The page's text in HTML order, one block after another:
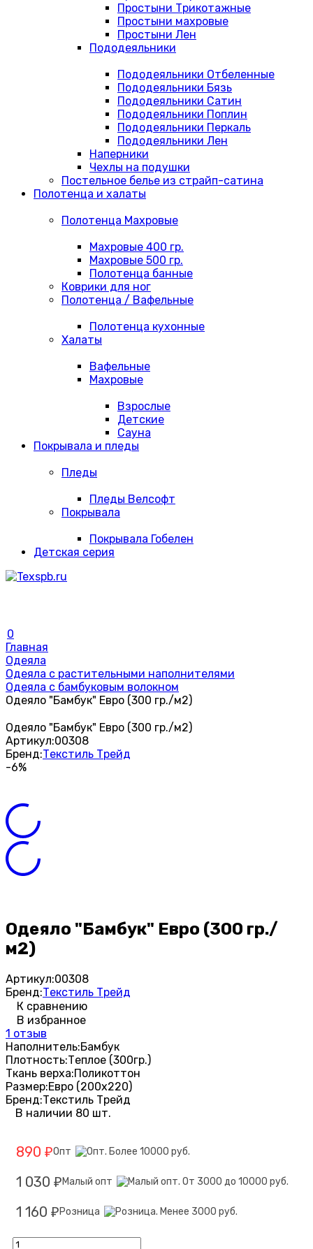
Простыни Трикотажные
Простыни махровые
Простыни Лен
Пододеяльники
Пододеяльники Отбеленные
Пододеяльники Бязь
Пододеяльники Сатин
Пододеяльники Поплин
Пододеяльники Перкаль
Пододеяльники Лен
Наперники
Чехлы на подушки
Постельное белье из страйп-сатина
Полотенца и халаты
Полотенца Махровые
Махровые 400 гр.
Махровые 500 гр.
Полотенца банные
Коврики для ног
Полотенца / Вафельные
Полотенца кухонные
Халаты
Вафельные
Махровые
Взрослые
Детские
Сауна
Покрывала и пледы
Пледы
Пледы Велсофт
Покрывала
Покрывала Гобелен
Детская серия
0
Главная
Одеяла
Одеяла с растительными наполнителями
Одеяла с бамбуковым волокном
Одеяло "Бамбук" Евро (300 гр./м2)
Одеяло "Бамбук" Евро (300 гр./м2)
Артикул:00308
Бренд:Текстиль Трейд
-6%
Одеяло "Бамбук" Евро (300 гр./
м2)
Артикул:00308
Бренд:Текстиль Трейд
К сравнению
В избранное
1 отзыв
Наполнитель:Бамбук
Плотность:Теплое (300гр.)
Ткань верха:Поликоттон
Размер:Евро (200х220)
Бренд:Текстиль Трейд
В наличии 80 шт.
890 ₽Опт
1 030 ₽ Малый опт
1 160 ₽ Розница